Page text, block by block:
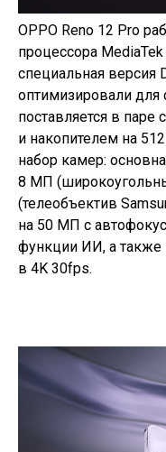
OPPO Reno 12 Pro
процессора
специальная версия
оптимизировали для
поставляется в
и накопителем на
набор камер:
8 МП
(телеобъектив
на 50 МП с
функции ИИ, а также
в 4K 30fps.